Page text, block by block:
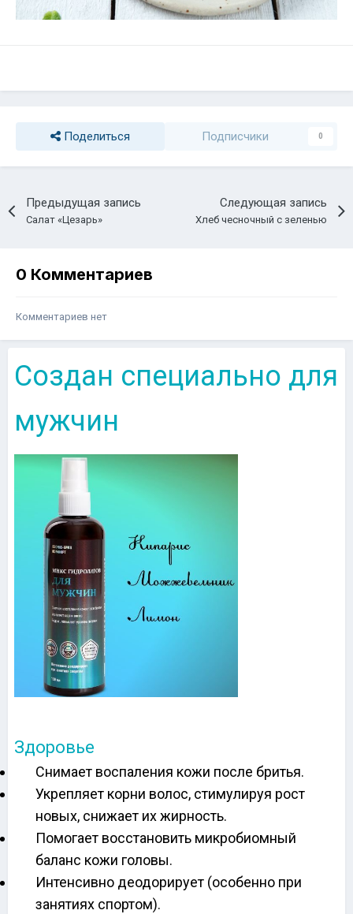
Поделиться Подписчики 0
Предыдущая запись
Салат «Цезарь»
Следующая запись
Хлеб чесночный с зеленью
0 Комментариев
Комментариев нет
Создан специально для
мужчин
Здоровье
Снимает воспаления кожи после бритья.
Укрепляет корни волос, стимулируя рост
новых, снижает их жирность.
Помогает восстановить микробиомный
баланс кожи головы.
Интенсивно деодорирует (особенно при
занятиях спортом).